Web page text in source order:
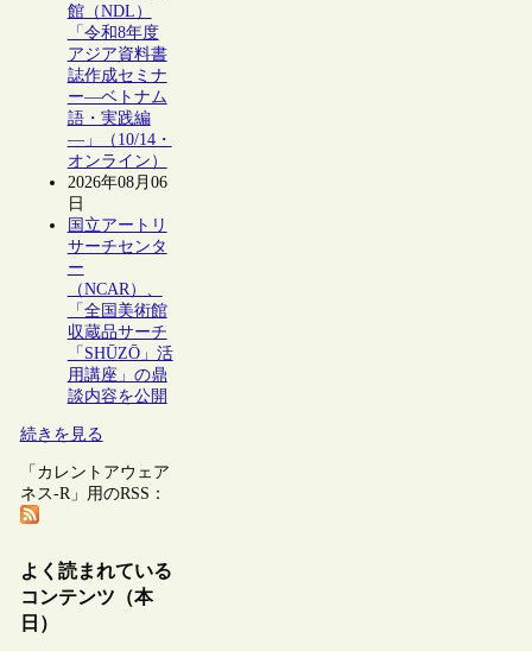
館（NDL）
「令和8年度
アジア資料書
誌作成セミナ
ー―ベトナム
語・実践編
―」（10/14・
オンライン）
2026年08月06
日
国立アートリ
サーチセンタ
ー
（NCAR）、
「全国美術館
収蔵品サーチ
「SHŪZŌ」活
用講座」の鼎
談内容を公開
続きを見る
「カレントアウェア
ネス-R」用のRSS：
よく読まれている
コンテンツ（本
日）